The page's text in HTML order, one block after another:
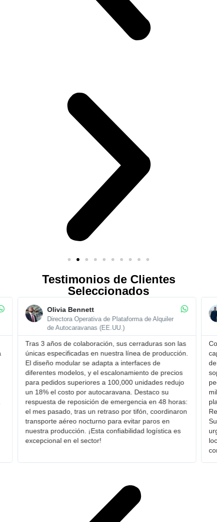
Testimonios de Clientes
Seleccionados
Olivia Bennett
Directora Operativa de Plataforma de Alquiler
de Autocaravanas (EE.UU.)
Tras 3 años de colaboración, sus cerraduras son ​las
únicas especificadas en nuestra línea de producción.
El ​diseño modular se adapta a interfaces de
diferentes modelos, y el ​escalonamiento de precios
para pedidos superiores a 100,000 unidades redujo
un 18% el costo por autocaravana. Destaco su ​
respuesta de reposición de emergencia en 48 horas:
el mes pasado, tras un retraso por tifón, coordinaron
transporte aéreo nocturno para evitar paros en
nuestra producción. ¡Esta confiabilidad logística es
excepcional en el sector!